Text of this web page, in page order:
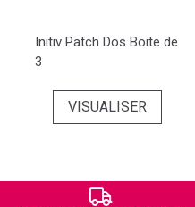
Initiv Patch Dos Boite de
3
VISUALISER